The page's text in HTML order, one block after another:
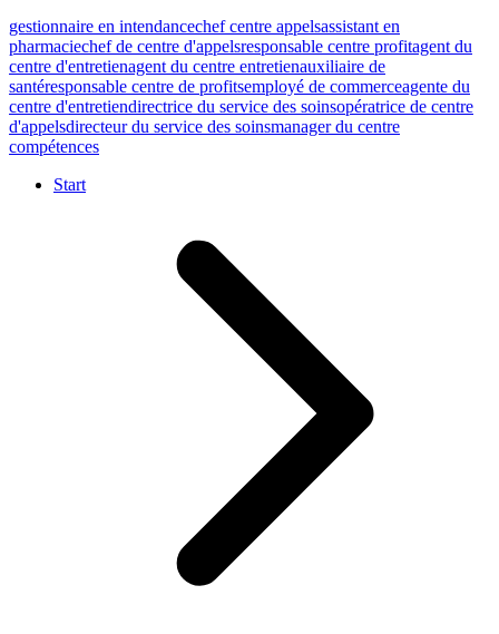
gestionnaire en intendancechef centre appelsassistant en
pharmaciechef de centre d'appelsresponsable centre profitagent du
centre d'entretienagent du centre entretienauxiliaire de
santéresponsable centre de profitsemployé de commerceagente du
centre d'entretiendirectrice du service des soinsopératrice de centre
d'appelsdirecteur du service des soinsmanager du centre
compétences
Start